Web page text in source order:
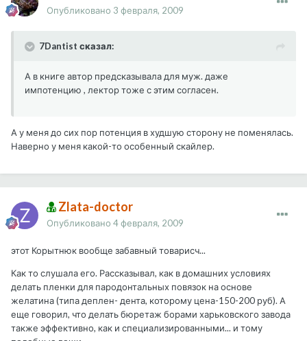
Опубликовано 3 февраля, 2009
7Dantist сказал:
А в книге автор предсказывала для муж. даже
импотенцию , лектор тоже с этим согласен.
А у меня до сих пор потенция в худшую сторону не поменялась.
Наверно у меня какой-то особенный скайлер.
Zlata-doctor
Опубликовано 4 февраля, 2009
этот Корытнюк вообще забавный товарисч...
Как то слушала его. Рассказывал, как в домашних условиях
делать пленки для пародонтальных повязок на основе
желатина (типа деплен- дента, которому цена-150-200 руб). А
еще говорил, что делать бюретаж борами харьковского завода
также эффективно, как и специализированными... и тому